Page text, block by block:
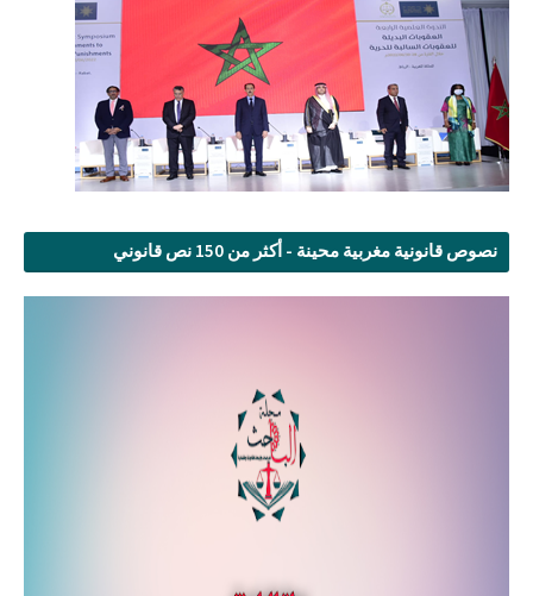
نصوص قانونية مغربية محينة - أكثر من 150 نص قانوني